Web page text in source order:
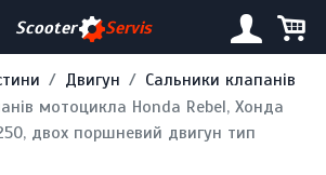
Scooter Servis
Двигун
Сальники клапанів
мотоцикла Honda Rebel, Хонда
двох поршневий двигун тип